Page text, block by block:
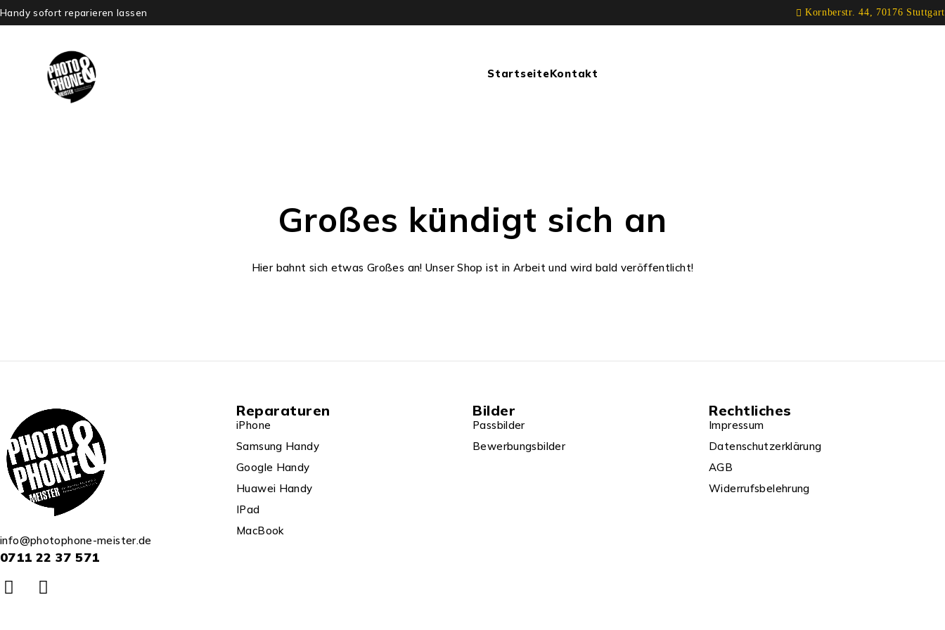
Handy sofort reparieren lassen Kornberstr. 44, 70176 Stuttgart
StartseiteKontakt
Großes kündigt sich an
Hier bahnt sich etwas Großes an! Unser Shop ist in Arbeit und wird bald veröffentlicht!
info@photophone-meister.de
0711 22 37 571
Reparaturen
iPhone
Samsung Handy
Google Handy
Huawei Handy
IPad
MacBook
Bilder
Passbilder
Bewerbungsbilder
Rechtliches
Impressum
Datenschutzerklärung
AGB
Widerrufsbelehrung